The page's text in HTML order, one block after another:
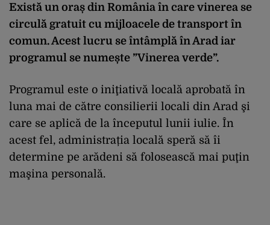
Există un oraș din România în care vinerea se
circulă gratuit cu mijloacele de transport în
comun. Acest lucru se întâmplă în Arad iar
programul se numește ”Vinerea verde”.
Programul este o iniţiativă locală aprobată în
luna mai de către consilierii locali din Arad şi
care se aplică de la începutul lunii iulie. În
acest fel, administrația locală speră să îi
determine pe arădeni să folosească mai puţin
maşina personală.